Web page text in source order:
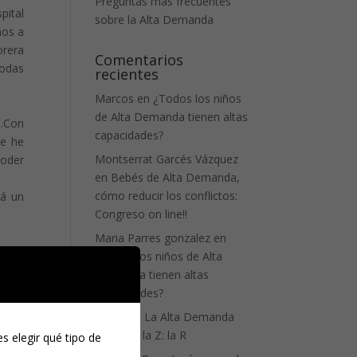
a
he
un
sobre la Alta Demanda
Comentarios
recientes
Marcos en ¿Todos los niños
de Alta Demanda tienen altas
capacidades?
Montserrat Garcés Vázquez
en Bebés de Alta Demanda,
cómo reducir los conflictos:
Congreso on line!!
Maria Parres gonzalez en
¿Todos los niños de Alta
Demanda tienen altas
capacidades?
La Alta Demanda
de la A a la Z: la R
elegir qué tipo de